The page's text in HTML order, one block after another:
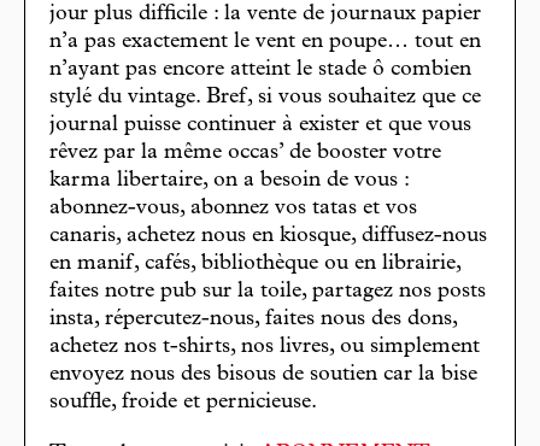
jour plus difficile : la vente de journaux papier
n’a pas exactement le vent en poupe… tout en
n’ayant pas encore atteint le stade ô combien
stylé du vintage. Bref, si vous souhaitez que ce
journal puisse continuer à exister et que vous
rêvez par la même occas’ de booster votre
karma libertaire, on a besoin de vous :
abonnez-vous, abonnez vos tatas et vos
canaris, achetez nous en kiosque, diffusez-nous
en manif, cafés, bibliothèque ou en librairie,
faites notre pub sur la toile, partagez nos posts
insta, répercutez-nous, faites nous des dons,
achetez nos t-shirts, nos livres, ou simplement
envoyez nous des bisous de soutien car la bise
souffle, froide et pernicieuse.